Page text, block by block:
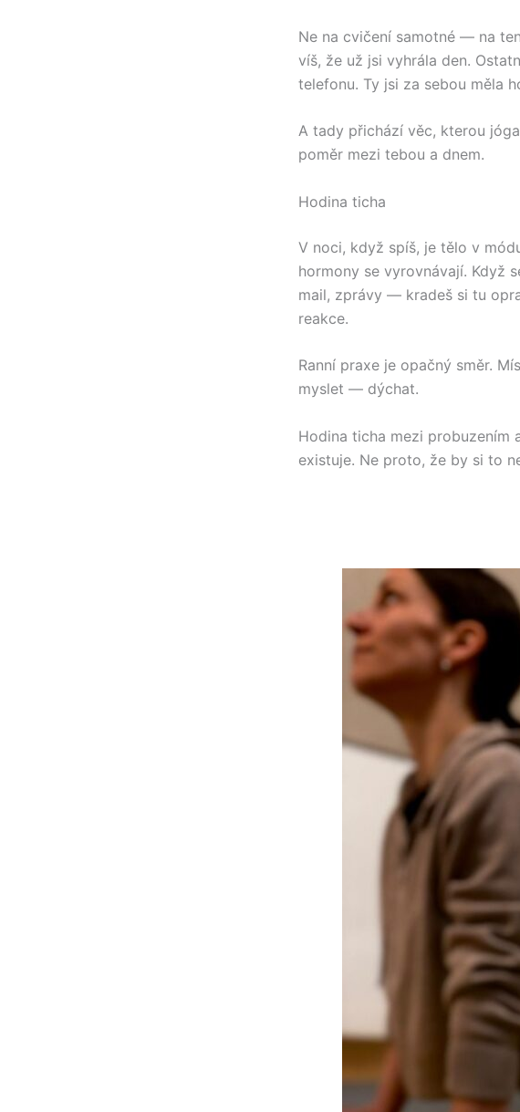
Ne na cvičení samotné — na
víš, že už jsi vyhrála den.
telefonu. Ty jsi za sebou měla
A tady přichází věc, kterou
poměr mezi tebou a dnem.
Hodina ticha
V noci, když spíš, je tělo v
hormony se vyrovnávají. Když
mail, zprávy — kradeš si tu
reakce.
Ranní praxe je opačný směr.
myslet — dýchat.
Hodina ticha mezi probuzením
existuje. Ne proto, že by si to